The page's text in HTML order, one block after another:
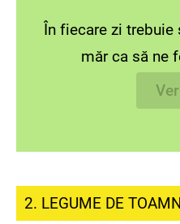
În fiecare zi trebuie
măr ca să ne
2. LEGUME DE